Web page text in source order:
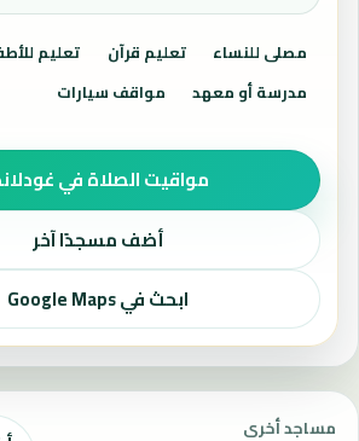
مصلى للنساء تعليم قرآن
تعليم
مدرسة أو معهد
مواقف سيارات
مواقيت الصلاة في
أضف مسجدًا آخر
ابحث في Google Maps
مساجد أخرى